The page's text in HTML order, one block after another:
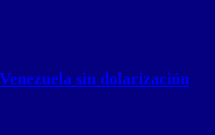
sin dolarización